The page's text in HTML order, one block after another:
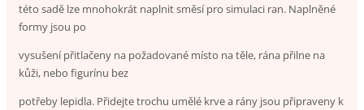
této sadě lze mnohokrát naplnit směsí pro simulaci ran. Naplněné
formy jsou po
vysušení přitlačeny na požadované místo na těle, rána přilne na
kůži, nebo figurínu bez
potřeby lepidla. Přidejte trochu umělé krve a rány jsou připraveny k